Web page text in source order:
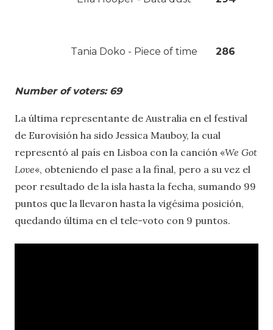
Tania Doko - Piece of time 286
Number of voters: 69
La última representante de Australia en el festival
de Eurovisión ha sido Jessica Mauboy, la cual
representó al país en Lisboa con la canción «We Got
Love«, obteniendo el pase a la final, pero a su vez el
peor resultado de la isla hasta la fecha, sumando 99
puntos que la llevaron hasta la vigésima posición,
quedando última en el tele-voto con 9 puntos.